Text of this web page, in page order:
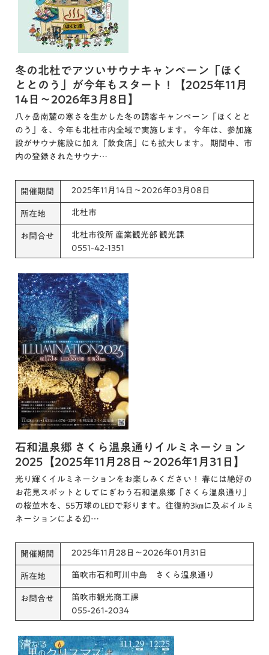
冬の北杜でアツいサウナキャンペーン「ほく
ととのう」が今年もスタート！【2025年11月
14日～2026年3月8日】
八ヶ岳南麓の寒さを生かした冬の誘客キャンペーン「ほくとと
のう」を、今年も北杜市内全域で実施します。 今年は、参加施
設がサウナ施設に加え「飲食店」にも拡大します。 期間中、市
内の登録されたサウナ…
開催期間 2025年11月14日～2026年03月08日
所在地 北杜市
お問合せ
北杜市役所 産業観光部 観光課
0551-42-1351
石和温泉郷 さくら温泉通りイルミネーション
2025【2025年11月28日～2026年1月31日】
光り輝くイルミネーションをお楽しみください！ 春には絶好の
お花見スポットとしてにぎわう石和温泉郷「さくら温泉通り」
の桜並木を、55万球のLEDで彩ります。往復約3㎞に及ぶイルミ
ネーションによる幻…
開催期間 2025年11月28日～2026年01月31日
所在地 笛吹市石和町川中島 さくら温泉通り
お問合せ
笛吹市観光商工課
055-261-2034